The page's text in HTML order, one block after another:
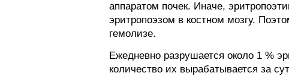
аппаратом почек. Иначе,
эритропоэзом в костном мозгу.
гемолизе.
Ежедневно разрушается около 1 %
количество их вырабатывается за